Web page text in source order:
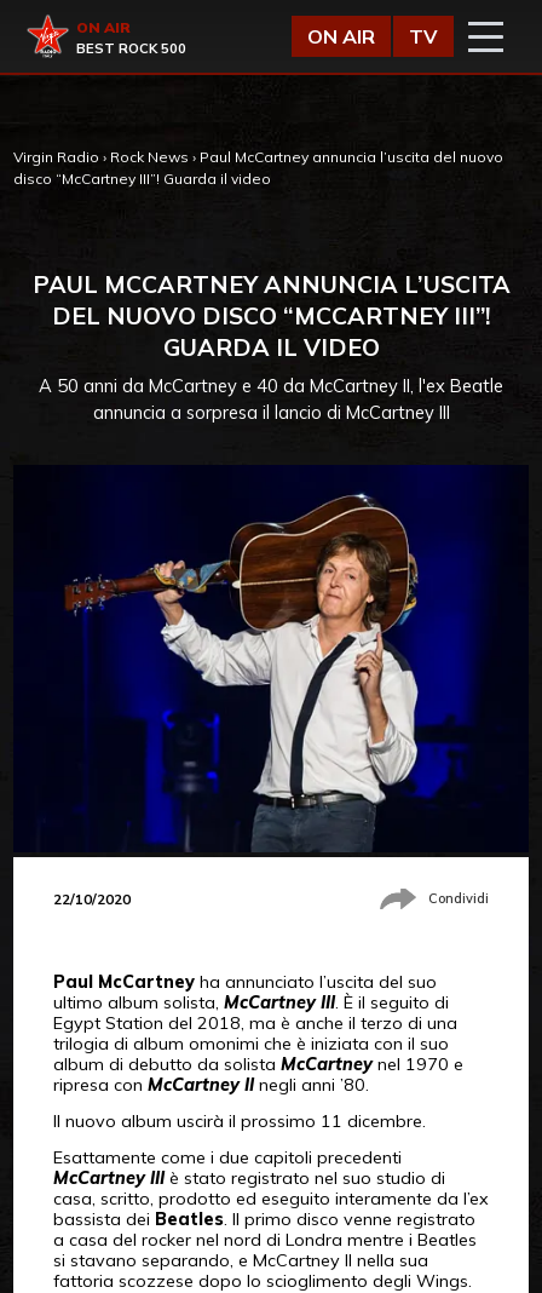
Virgin Radio
ON AIR
BEST ROCK 500
ON AIR TV
Virgin Radio › Rock News › Paul McCartney annuncia l’uscita del nuovo
disco “McCartney III”! Guarda il video
PAUL MCCARTNEY ANNUNCIA L’USCITA
DEL NUOVO DISCO “MCCARTNEY III”!
GUARDA IL VIDEO
A 50 anni da McCartney e 40 da McCartney II, l'ex Beatle
annuncia a sorpresa il lancio di McCartney III
22/10/2020 Condividi
Paul McCartneyha annunciato l’uscita del suo
ultimo album solista, McCartney III. È il seguito di
Egypt Station del 2018, ma è anche il terzo di una
trilogia di album omonimi che è iniziata con il suo
album di debutto da solista McCartney nel 1970 e
ripresa con McCartney IInegli anni ’80.
Il nuovo album uscirà il prossimo 11 dicembre.
Esattamente come i due capitoli precedenti
McCartney IIIè stato registrato nel suo studio di
casa, scritto, prodotto ed eseguito interamente da l’ex
bassista dei Beatles. Il primo disco venne registrato
a casa del rocker nel nord di Londra mentre i Beatles
si stavano separando, e McCartney II nella sua
fattoria scozzese dopo lo scioglimento degli Wings.